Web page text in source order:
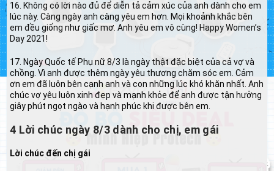
16. Không có lời nào đủ để diễn tả cảm xúc của anh dành cho em
lúc này. Càng ngày anh càng yêu em hơn. Mọi khoảnh khắc bên
em đều giống như giấc mơ. Anh yêu em vô cùng! Happy Women’s
Day 2021!
17. Ngày Quốc tế Phụ nữ 8/3 là ngày thật đặc biệt của cả vợ và
chồng. Vì anh được thêm ngày yêu thương chăm sóc em. Cảm
ơn em đã luôn bên cạnh anh và con những lúc khó khăn nhất. Anh
chúc vợ yêu luôn xinh đẹp và mạnh khỏe để anh được tận hưởng
giây phút ngọt ngào và hạnh phúc khi được bên em.
4 Lời chúc ngày 8/3 dành cho chị, em gái
Lời chúc đến chị gái